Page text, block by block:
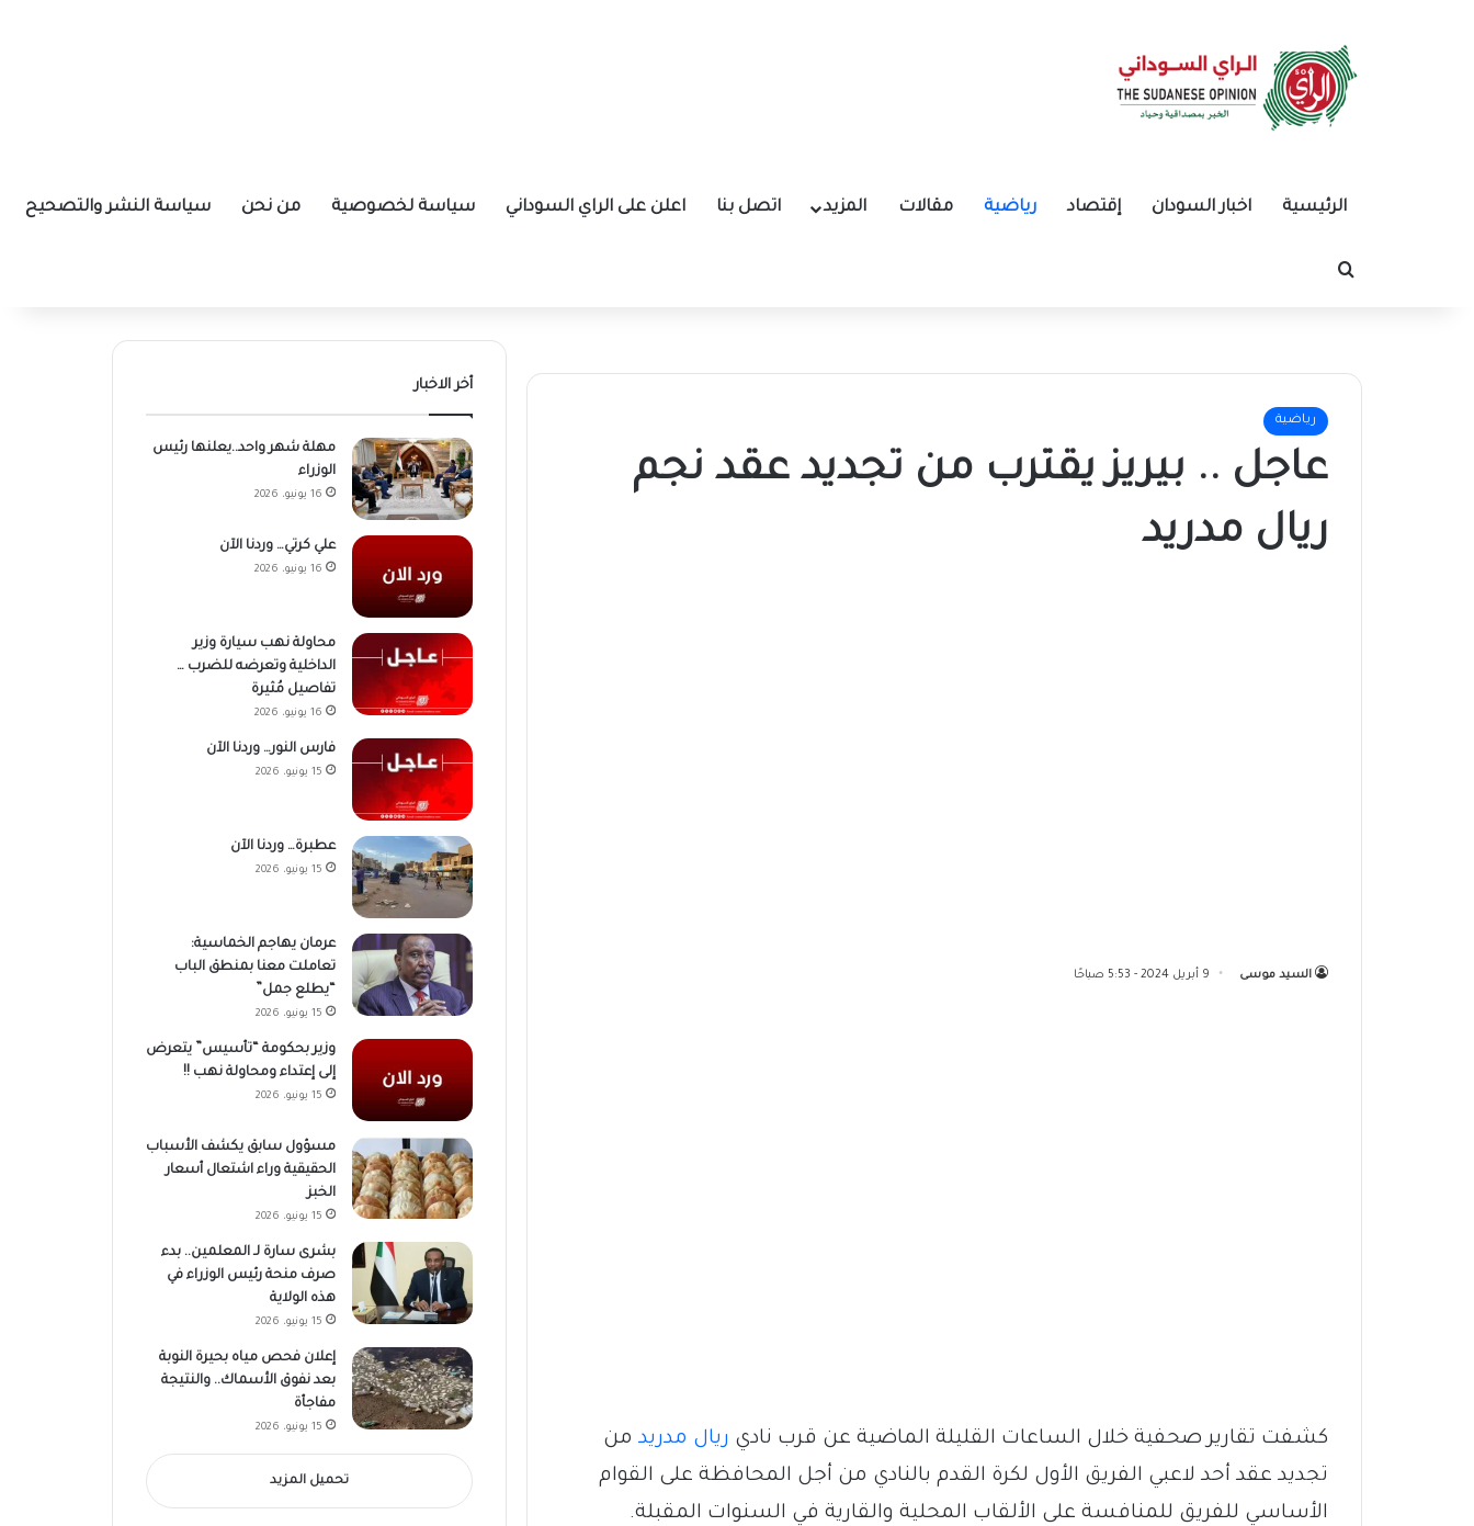
الرئيسية اخبار السودان إقتصاد رياضية مقالات المزيد اتصل بنا اعلن على الراي السوداني سياسة لخصوصية من نحن سياسة النشر والتصحيح
بحث عن
رياضية
عاجل .. بيريز يقترب من تجديد عقد نجم
ريال مدريد
السيد موسى 9 أبريل 2024 - 5:53 صباحًا
كشفت تقارير صحفية خلال الساعات القليلة الماضية عن قرب نادي ريال مدريد من
تجديد عقد أحد لاعبي الفريق الأول لكرة القدم بالنادي من أجل المحافظة على القوام
الأساسي للفريق للمنافسة على الألقاب المحلية والقارية في السنوات المقبلة.
أخر الاخبار
مهلة شهر واحد..يعلنها رئيس
الوزراء
16 يونيو، 2026
علي كرتي… وردنا الآن
16 يونيو، 2026
محاولة نهب سيارة وزير
الداخلية وتعرضه للضرب …
تفاصيل مُثيرة
16 يونيو، 2026
فارس النور… وردنا الآن
15 يونيو، 2026
عطبرة… وردنا الآن
15 يونيو، 2026
عرمان يهاجم الخماسية:
تعاملت معنا بمنطق الباب
“يطلع جمل”
15 يونيو، 2026
وزير بحكومة “تأسيس” يتعرض
إلى إعتداء ومحاولة نهب !!
15 يونيو، 2026
مسؤول سابق يكشف الأسباب
الحقيقية وراء اشتعال أسعار
الخبز
15 يونيو، 2026
بشرى سارة لـ المعلمين.. بدء
صرف منحة رئيس الوزراء في
هذه الولاية
15 يونيو، 2026
إعلان فحص مياه بحيرة النوبة
بعد نفوق الأسماك.. والنتيجة
مفاجأة
15 يونيو، 2026
تحميل المزيد